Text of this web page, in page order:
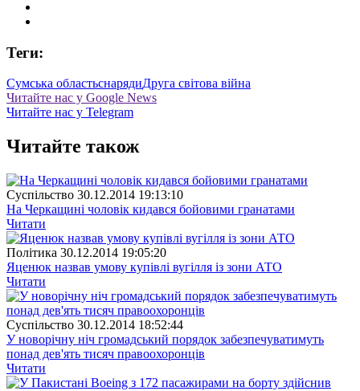
Теги:
Сумська областьснарядиДруга світова війна
Читайте нас у Google News
Читайте нас у Telegram
Читайте також
Суспiльство 30.12.2014 19:13:10
На Черкащині чоловік кидався бойовими гранатами
Читати
Полiтика 30.12.2014 19:05:20
Яценюк назвав умову купівлі вугілля із зони АТО
Читати
Суспiльство 30.12.2014 18:52:44
У новорічну ніч громадський порядок забезпечуватимуть
понад дев'ять тисяч правоохоронців
Читати